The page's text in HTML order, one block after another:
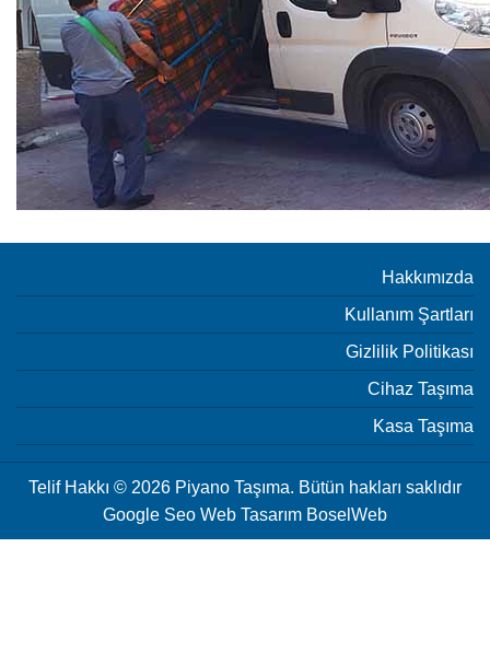
Hakkımızda
Kullanım Şartları
Gizlilik Politikası
Cihaz Taşıma
Kasa Taşıma
Telif Hakkı © 2026 Piyano Taşıma. Bütün hakları saklıdır
Google Seo Web Tasarım BoselWeb